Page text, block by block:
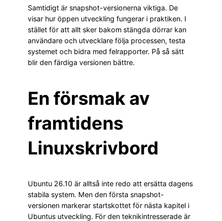
Samtidigt är snapshot-versionerna viktiga. De
visar hur öppen utveckling fungerar i praktiken. I
stället för att allt sker bakom stängda dörrar kan
användare och utvecklare följa processen, testa
systemet och bidra med felrapporter. På så sätt
blir den färdiga versionen bättre.
En försmak av
framtidens
Linuxskrivbord
Ubuntu 26.10 är alltså inte redo att ersätta dagens
stabila system. Men den första snapshot-
versionen markerar startskottet för nästa kapitel i
Ubuntus utveckling. För den teknikintresserade är